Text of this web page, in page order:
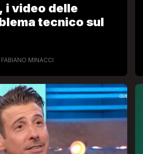
i video delle
tecnico sul
FABIANO MINACCI